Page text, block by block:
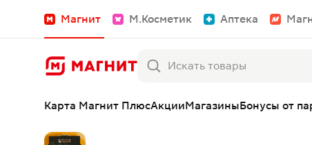
Магнит М.Косметик Аптека
Карта Магнит ПлюсАкцииМагазиныБонусы от